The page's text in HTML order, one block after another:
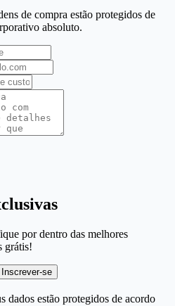
de compra estão protegidos de
absoluto.
por dentro das melhores
grátis!
Inscrever-se
dados estão protegidos de acordo